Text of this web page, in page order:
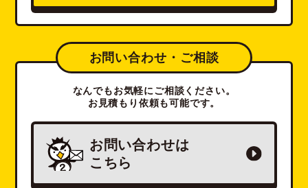
お問い合わせ・ご相談
なんでもお気軽にご相談ください。
お見積もり依頼も可能です。
お問い合わせは
こちら